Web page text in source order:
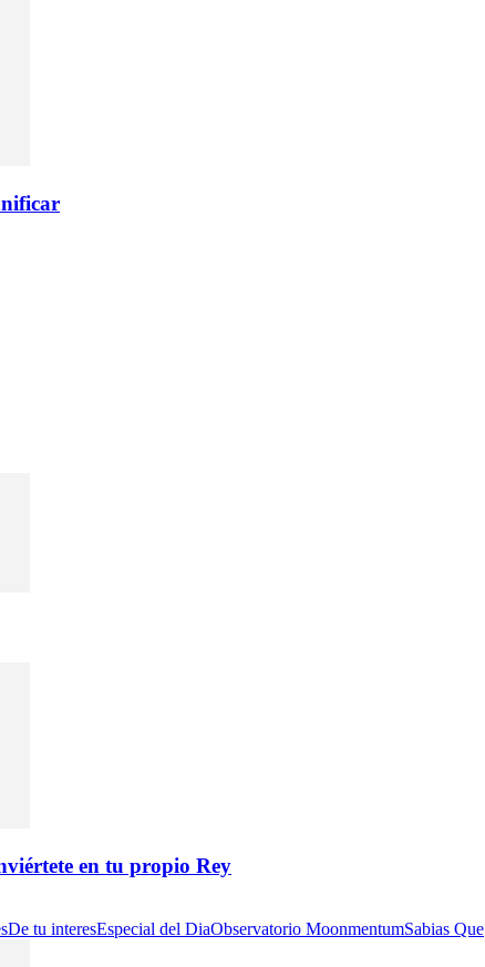
en tu propio Rey
De tu interesEspecial del DiaObservatorio MoonmentumSabias Que